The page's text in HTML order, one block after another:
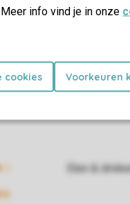
info vind je in onze
cookies Voorkeuren
Eten &